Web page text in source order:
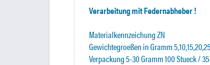
Verarbeitung mit Federnabheber !
Materialkennzeichung ZN
Gewichtegroeßen in Gramm
Verpackung 5-30 Gramm 100 Stueck /